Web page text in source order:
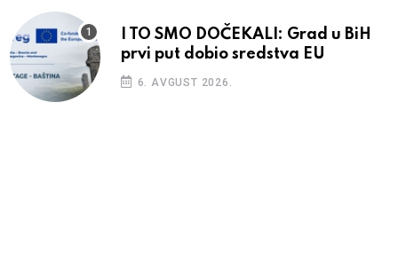
I TO SMO DOČEKALI: Grad u BiH
prvi put dobio sredstva EU
6. AVGUST 2026.